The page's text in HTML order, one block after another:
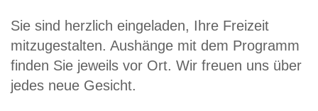
Sie sind herzlich eingeladen, Ihre Freizeit
mitzugestalten. Aushänge mit dem Programm
finden Sie jeweils vor Ort. Wir freuen uns über
jedes neue Gesicht.